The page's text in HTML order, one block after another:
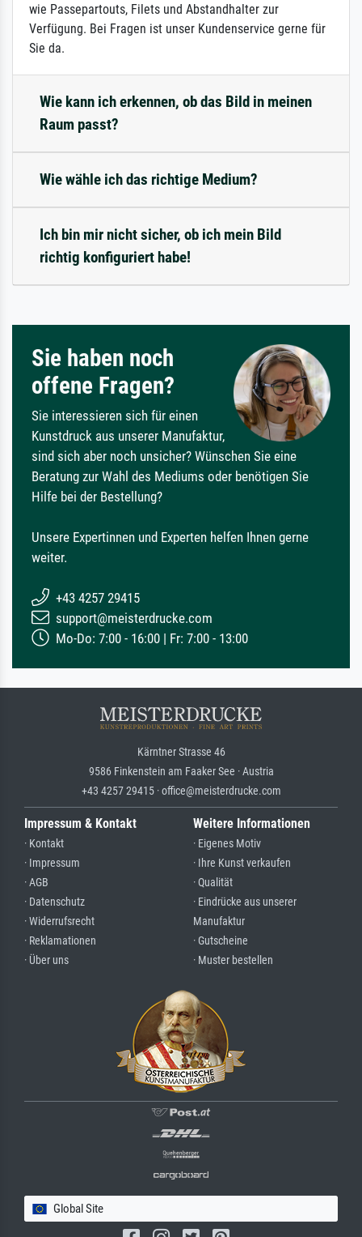
wie Passepartouts, Filets und Abstandhalter zur
Verfügung. Bei Fragen ist unser Kundenservice gerne für
Sie da.
Wie kann ich erkennen, ob das Bild in meinen
Raum passt?
Wie wähle ich das richtige Medium?
Ich bin mir nicht sicher, ob ich mein Bild
richtig konfiguriert habe!
Sie haben noch
offene Fragen?
Sie interessieren sich für einen
Kunstdruck aus unserer Manufaktur,
sind sich aber noch unsicher? Wünschen Sie eine
Beratung zur Wahl des Mediums oder benötigen Sie
Hilfe bei der Bestellung?
Unsere Expertinnen und Experten helfen Ihnen gerne
weiter.
+43 4257 29415
support@meisterdrucke.com
Mo-Do: 7:00 - 16:00 | Fr: 7:00 - 13:00
Kärntner Strasse 46
9586 Finkenstein am Faaker See · Austria
+43 4257 29415 · office@meisterdrucke.com
Impressum & Kontakt
· Kontakt
· Impressum
· AGB
· Datenschutz
· Widerrufsrecht
· Reklamationen
· Über uns
Weitere Informationen
· Eigenes Motiv
· Ihre Kunst verkaufen
· Qualität
· Eindrücke aus unserer
Manufaktur
· Gutscheine
· Muster bestellen
Global Site